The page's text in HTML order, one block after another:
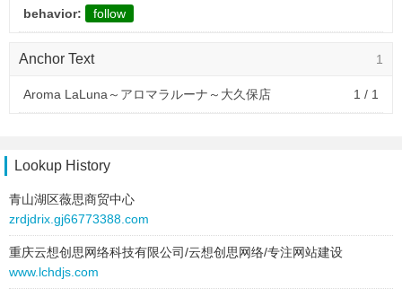
behavior:
follow
1
Anchor Text
Aroma LaLuna～アロマラルーナ～大久保店 1 / 1
Lookup History
青山湖区薇思商贸中心
zrdjdrix.gj66773388.com
重庆云想创思网络科技有限公司/云想创思网络/专注网站建设
www.lchdjs.com